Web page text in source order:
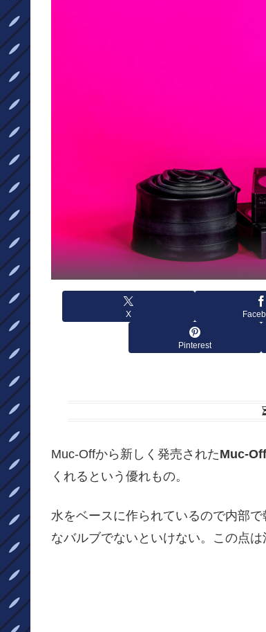
X
Pinterest
Muc-Offから新しく発売されたMuc-
くれるという優れもの。
水をベースに作られているので内部
なバルブでないといけない。この点は